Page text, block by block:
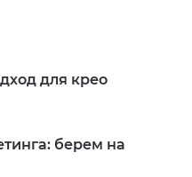
для крео
берем на